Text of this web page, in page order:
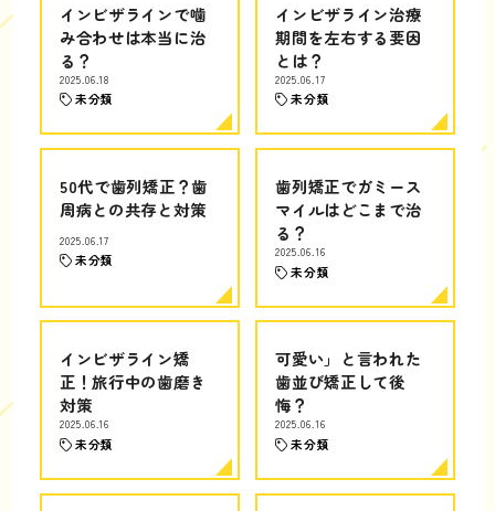
インビザラインで噛
み合わせは本当に治
る？
2025.06.18
未分類
インビザライン治療
期間を左右する要因
とは？
2025.06.17
未分類
50代で歯列矯正？歯
周病との共存と対策
2025.06.17
未分類
歯列矯正でガミース
マイルはどこまで治
る？
2025.06.16
未分類
インビザライン矯
正！旅行中の歯磨き
対策
2025.06.16
未分類
可愛い」と言われた
歯並び矯正して後
悔？
2025.06.16
未分類